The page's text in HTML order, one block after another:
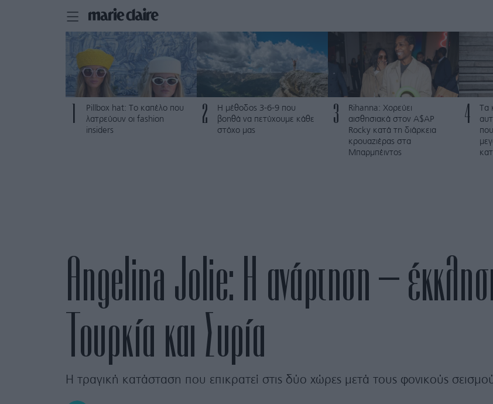
Pillbox hat: Το καπέλο που
λατρεύουν οι fashion
insiders
2
Η μέθοδος 3-6-9 που
βοηθά να πετύχουμε κάθε
στόχο μας
3
Rihanna: Χορεύει
αισθησιακά στον A$AP
Rocky κατά τη διάρκεια
κρουαζιέρας στα
Μπαρμπέιντος
4
Τα
Angelina Jolie: Η ανάρτηση –
Τουρκία και Συρία
Η τραγική κατάσταση που επικρατεί στις δύο χώρες μετά τους φονικούς